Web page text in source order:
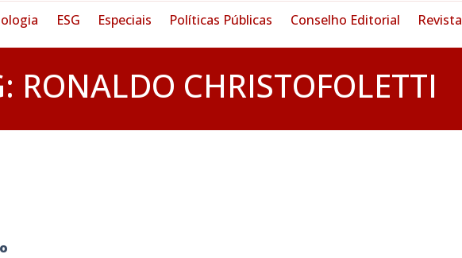
ESG Especiais Políticas Públicas Conselho Editorial Revista
RONALDO CHRISTOFOLETTI